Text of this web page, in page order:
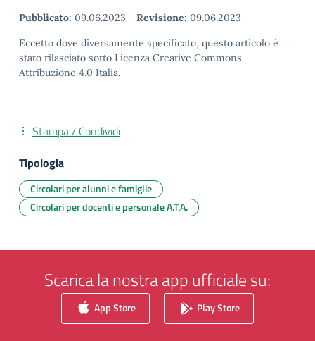
Pubblicato: 09.06.2023 - Revisione: 09.06.2023
Eccetto dove diversamente specificato, questo articolo è
stato rilasciato sotto Licenza Creative Commons
Attribuzione 4.0 Italia.
Stampa / Condividi
Tipologia
Circolari per alunni e famiglie
Circolari per docenti e personale A.T.A.
Scarica la nostra app ufficiale su:
App Store Play Store